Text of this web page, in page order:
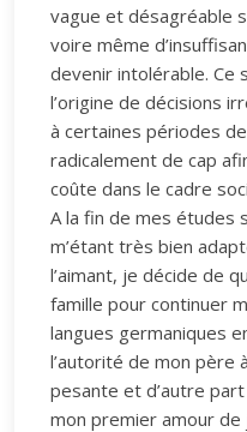
vague et désagréable
voire même
devenir intolérable.
l’origine de décisions
à certaines périodes
radicalement de cap
coûte dans le cadre
A la fin de mes études
m’étant très bien
l’aimant, je décide de
famille pour continuer
langues germaniques
l’autorité de mon père
pesante et d’autre
mon premier amour